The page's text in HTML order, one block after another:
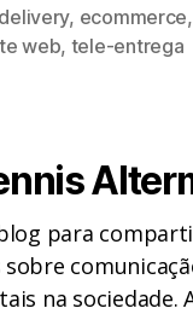
delivery, ecommerce,
web, tele-entrega
para
sobre
na